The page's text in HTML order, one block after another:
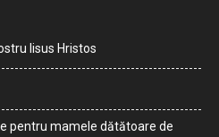
Iisus Hristos
pentru mamele dătătoare de